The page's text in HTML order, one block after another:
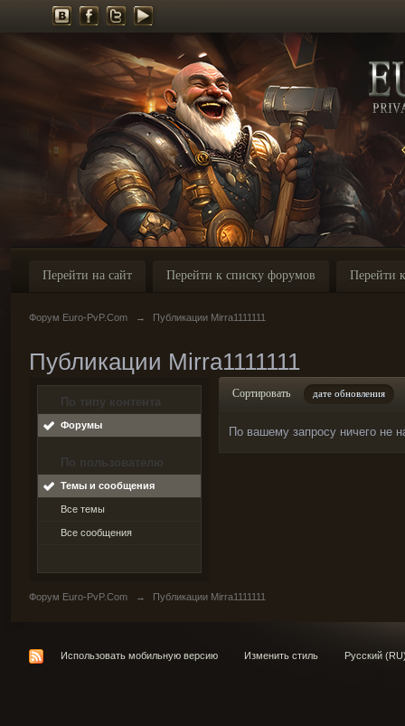
Перейти на сайт Перейти к списку форумов Перейти
Форум Euro-PvP.Com → Публикации Mirra1111111
Публикации Mirra1111111
По типу контента
Форумы
По пользователю
Темы и сообщения
Все темы
Все сообщения
Сортировать дате обновления
По вашему запросу ничего не
Форум Euro-PvP.Com → Публикации Mirra1111111
Использовать мобильную версию Изменить стиль Русский